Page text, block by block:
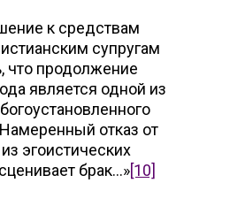
к средствам
супругам
что продолжение
является одной из
отказ от
эгоистических
брак…»[10]